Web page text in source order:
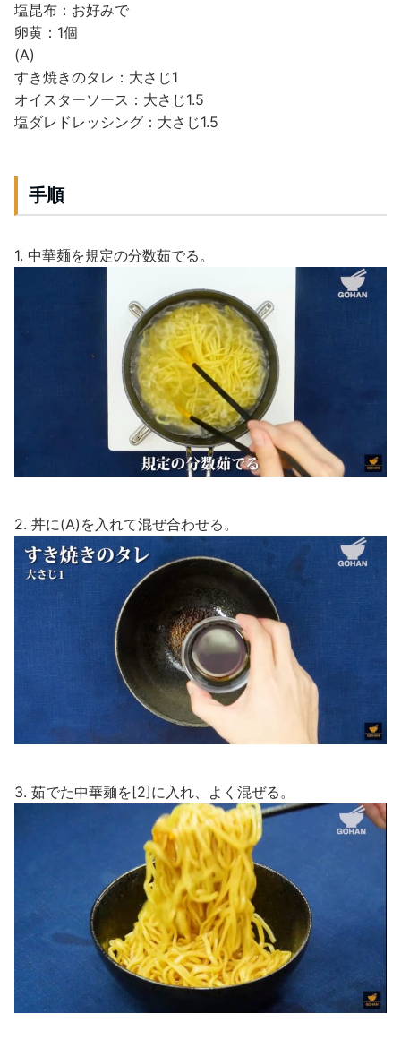
塩昆布：お好みで
卵黄：1個
(A)
すき焼きのタレ：大さじ1
オイスターソース：大さじ1.5
塩ダレドレッシング：大さじ1.5
手順
1. 中華麺を規定の分数茹でる。
2. 丼に(A)を入れて混ぜ合わせる。
3. 茹でた中華麺を[2]に入れ、よく混ぜる。